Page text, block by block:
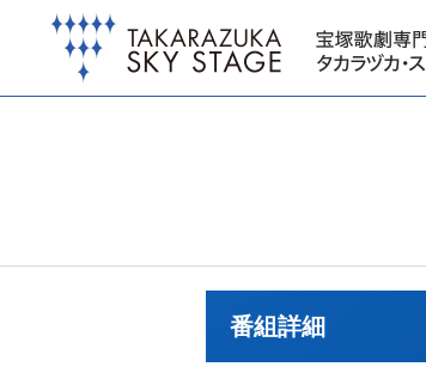
番組詳細